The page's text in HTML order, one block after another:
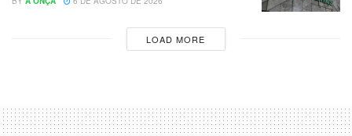
LOAD MORE